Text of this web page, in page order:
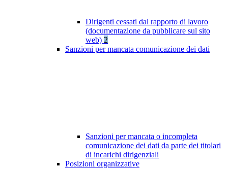
Dirigenti cessati dal rapporto di lavoro
(documentazione da pubblicare sul sito
web) 2
Sanzioni per mancata comunicazione dei dati
Sanzioni per mancata o incompleta
comunicazione dei dati da parte dei titolari
di incarichi dirigenziali
Posizioni organizzative